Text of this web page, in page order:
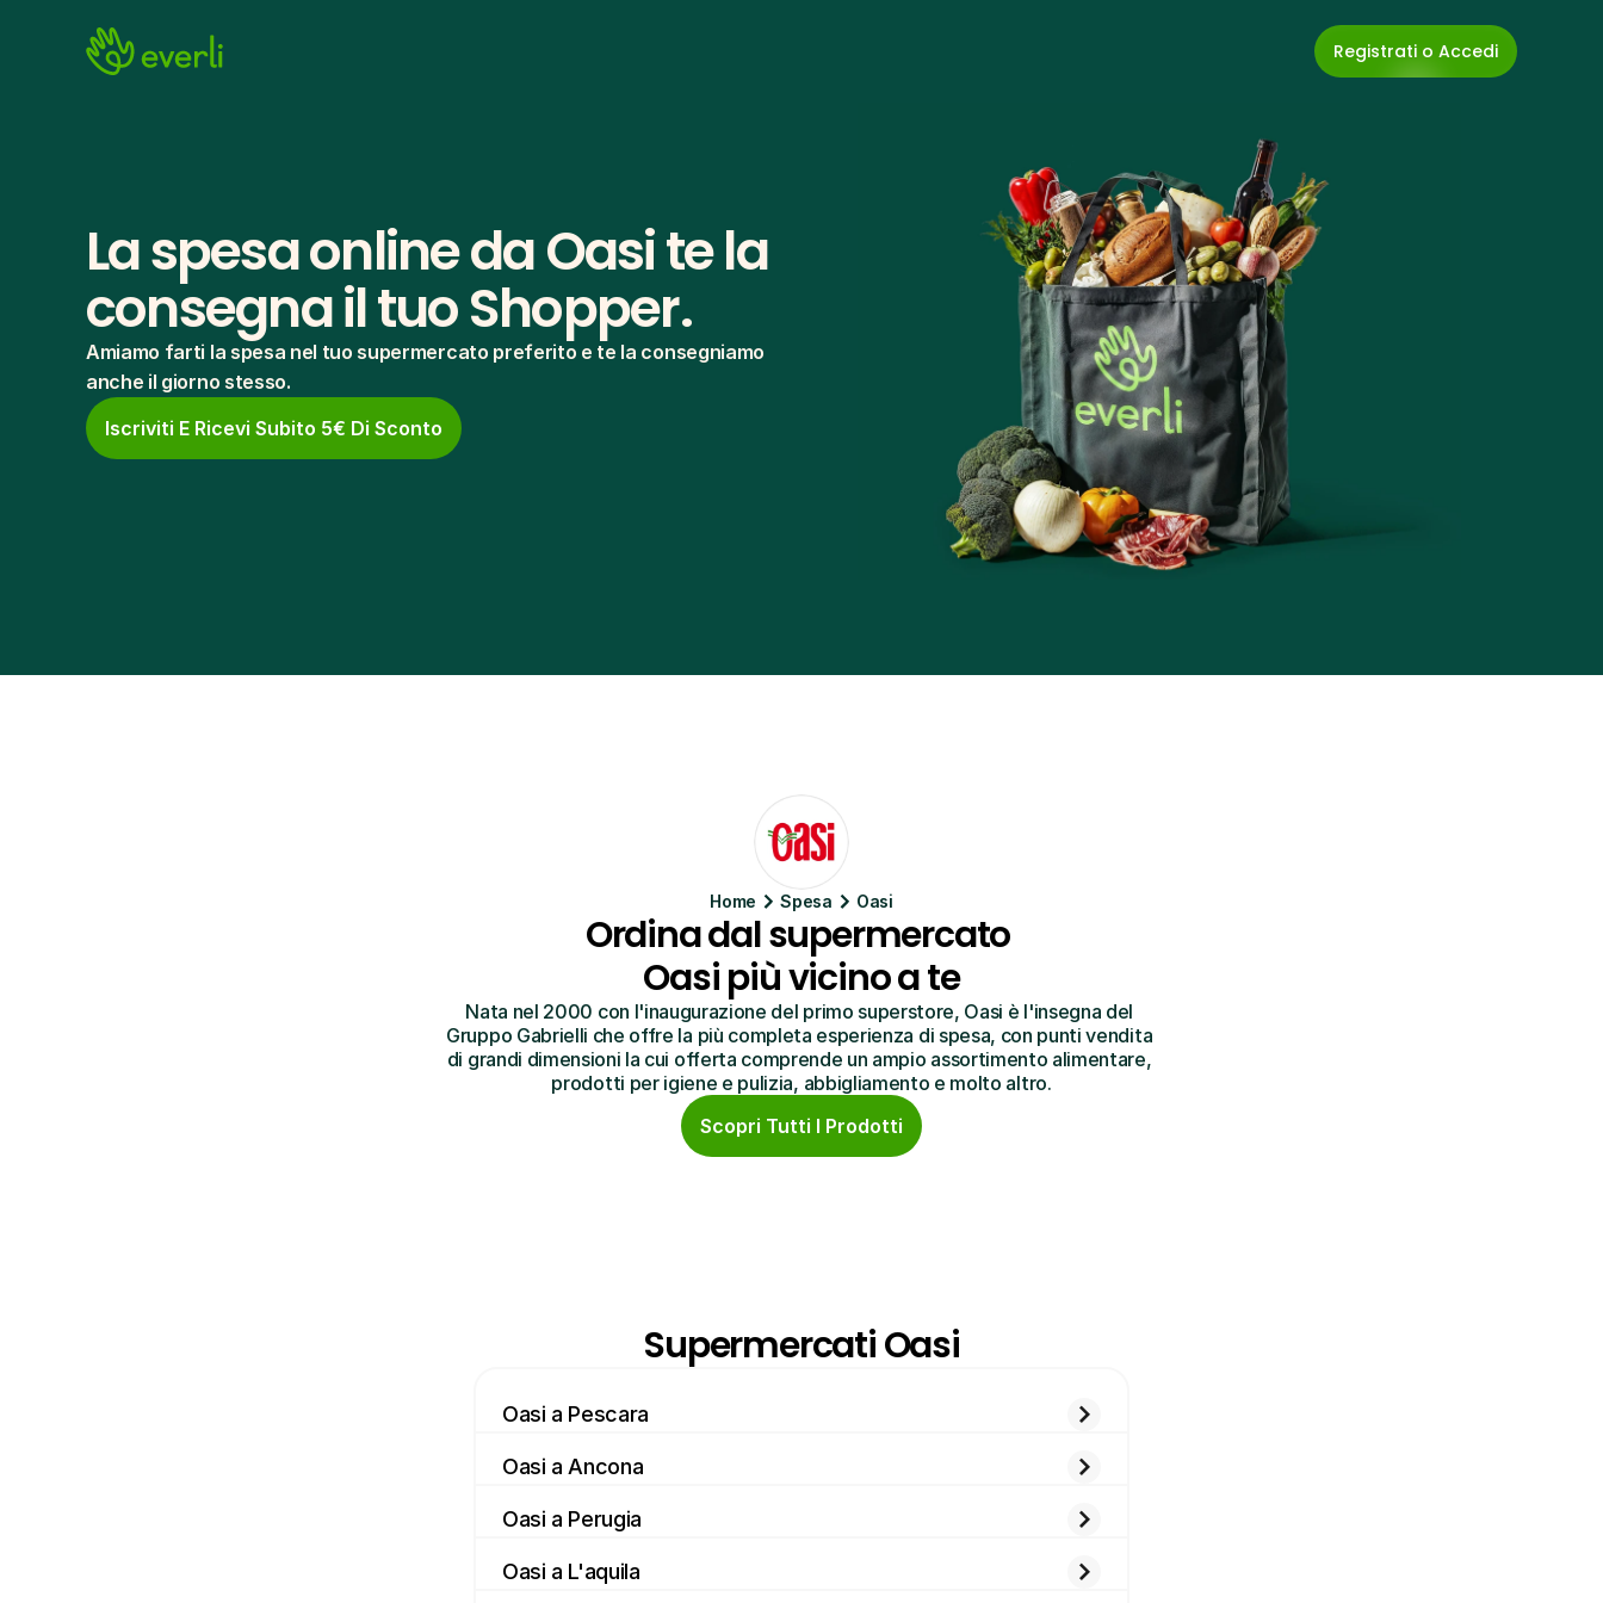
Registrati o Accedi
La spesa online da Oasi te la
consegna il tuo Shopper.
Amiamo farti la spesa nel tuo supermercato preferito e te la consegniamo
anche il giorno stesso.
Iscriviti E Ricevi Subito 5€ Di Sconto
Home Spesa Oasi
Ordina dal supermercato
Oasi più vicino a te
Nata nel 2000 con l'inaugurazione del primo superstore, Oasi è l'insegna del
Gruppo Gabrielli che offre la più completa esperienza di spesa, con punti vendita
di grandi dimensioni la cui offerta comprende un ampio assortimento alimentare,
prodotti per igiene e pulizia, abbigliamento e molto altro.
Scopri Tutti I Prodotti
Supermercati Oasi
Oasi a Pescara
Oasi a Ancona
Oasi a Perugia
Oasi a L'aquila